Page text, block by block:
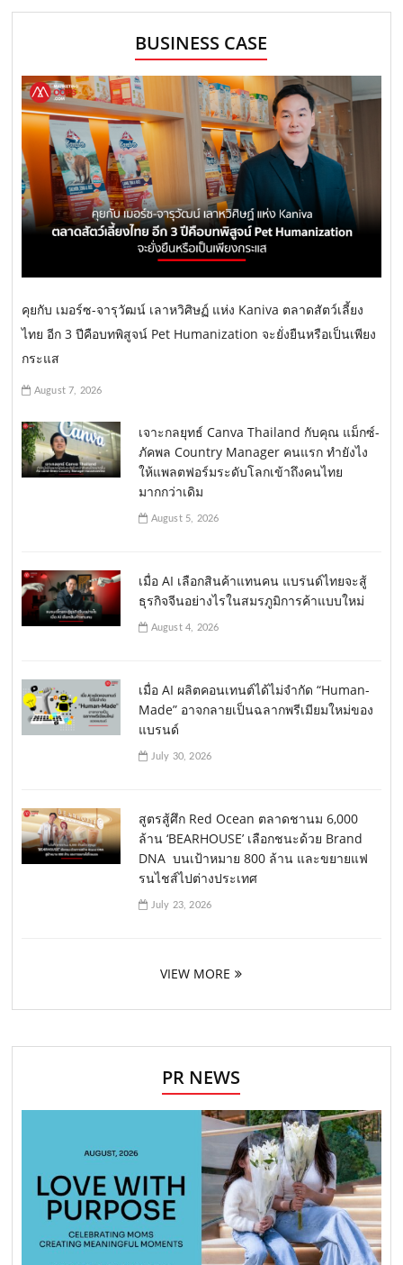
BUSINESS CASE
คุยกับ เมอร์ซ-จารุวัฒน์ เลาหวิศิษฏ์ แห่ง Kaniva ตลาดสัตว์เลี้ยง
ไทย อีก 3 ปีคือบทพิสูจน์ Pet Humanization จะยั่งยืนหรือเป็นเพียง
กระแส
August 7, 2026
เจาะกลยุทธ์ Canva Thailand กับคุณ แม็กซ์-
ภัคพล Country Manager คนแรก ทำยังไง
ให้แพลตฟอร์มระดับโลกเข้าถึงคนไทย
มากกว่าเดิม
August 5, 2026
เมื่อ AI เลือกสินค้าแทนคน แบรนด์ไทยจะสู้
ธุรกิจจีนอย่างไรในสมรภูมิการค้าแบบใหม่
August 4, 2026
เมื่อ AI ผลิตคอนเทนต์ได้ไม่จำกัด “Human-
Made” อาจกลายเป็นฉลากพรีเมียมใหม่ของ
แบรนด์
July 30, 2026
สูตรสู้ศึก Red Ocean ตลาดชานม 6,000
ล้าน ‘BEARHOUSE’ เลือกชนะด้วย Brand
DNA บนเป้าหมาย 800 ล้าน และขยายแฟ
รนไชส์ไปต่างประเทศ
July 23, 2026
VIEW MORE
PR NEWS